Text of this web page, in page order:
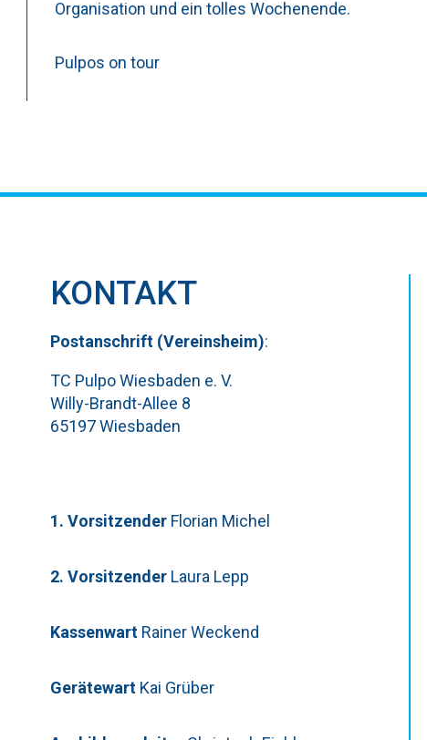
Organisation und ein tolles Wochenende.
Pulpos on tour
KONTAKT
Postanschrift (Vereinsheim):
TC Pulpo Wiesbaden e. V.
Willy-Brandt-Allee 8
65197 Wiesbaden
1. Vorsitzender Florian Michel
Bitte lasse dieses Feld leer.
2. Vorsitzender Laura Lepp
Kassenwart Rainer Weckend
Gerätewart Kai Grüber